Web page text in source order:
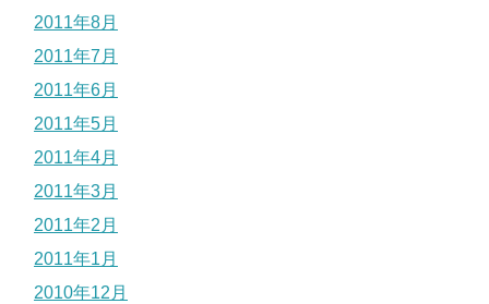
2011年8月
2011年7月
2011年6月
2011年5月
2011年4月
2011年3月
2011年2月
2011年1月
2010年12月